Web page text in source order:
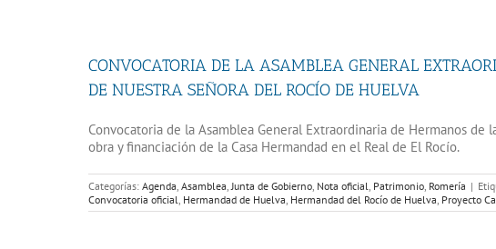
CONVOCATORIA DE LA ASAMBLEA GENERAL
DE NUESTRA SEÑORA DEL ROCÍO DE HUELVA
Convocatoria de la Asamblea General Extraordinaria de Hermanos
obra y financiación de la Casa Hermandad en el Real de El Rocío.
Categorías: Agenda Asamblea Junta de Gobierno Nota oficial Patrimonio Romería |
Convocatoria oficial Hermandad de Huelva Hermandad del Rocío de Huelva Proyecto